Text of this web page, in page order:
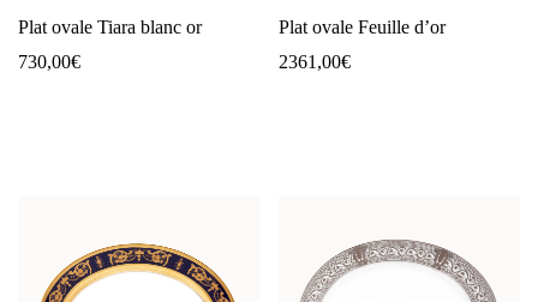
Plat ovale Tiara blanc or
730,00€
Plat ovale Feuille d’or
2361,00€